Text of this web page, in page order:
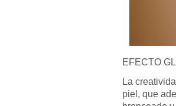
EFECTO
La
piel, que